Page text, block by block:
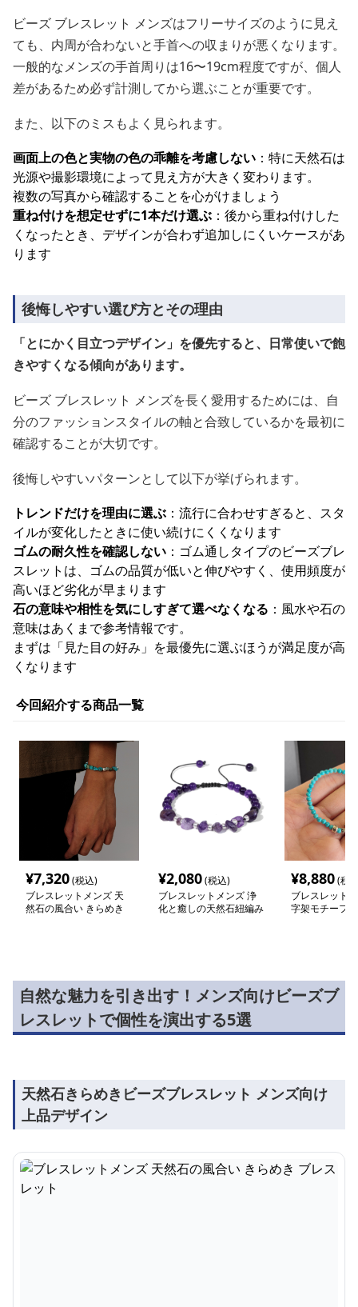
ビーズ ブレスレット メンズはフリーサイズのように見え
ても、内周が合わないと手首への収まりが悪くなります。
一般的なメンズの手首周りは16〜19cm程度ですが、個人
差があるため必ず計測してから選ぶことが重要です。
また、以下のミスもよく見られます。
画面上の色と実物の色の乖離を考慮しない ：特に天然石は
光源や撮影環境によって見え方が大きく変わります。
複数の写真から確認することを心がけましょう
重ね付けを想定せずに1本だけ選ぶ ：後から重ね付けした
くなったとき、デザインが合わず追加しにくいケースがあ
ります
後悔しやすい選び方とその理由
「とにかく目立つデザイン」を優先すると、日常使いで飽
きやすくなる傾向があります。
ビーズ ブレスレット メンズを長く愛用するためには、自
分のファッションスタイルの軸と合致しているかを最初に
確認することが大切です。
後悔しやすいパターンとして以下が挙げられます。
トレンドだけを理由に選ぶ ：流行に合わせすぎると、スタ
イルが変化したときに使い続けにくくなります
ゴムの耐久性を確認しない ：ゴム通しタイプのビーズブレ
スレットは、ゴムの品質が低いと伸びやすく、使用頻度が
高いほど劣化が早まります
石の意味や相性を気にしすぎて選べなくなる ：風水や石の
意味はあくまで参考情報です。
まずは「見た目の好み」を最優先に選ぶほうが満足度が高
くなります
今回紹介する商品一覧
¥7,320(税込)
ブレスレットメンズ 天
然石の風合い きらめき
¥2,080(税込)
ブレスレットメンズ 浄
化と癒しの天然石紐編み
¥8,880(税
ブレスレット
字架モチーフ
自然な魅力を引き出す！メンズ向けビーズブ
レスレットで個性を演出する5選
天然石きらめきビーズブレスレット メンズ向け
上品デザイン